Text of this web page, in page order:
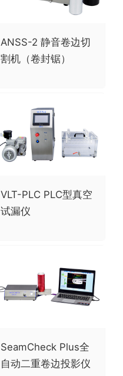
ANSS-2 静音卷边切
割机（卷封锯）
VLT-PLC PLC型真空
试漏仪
SeamCheck Plus全
自动二重卷边投影仪